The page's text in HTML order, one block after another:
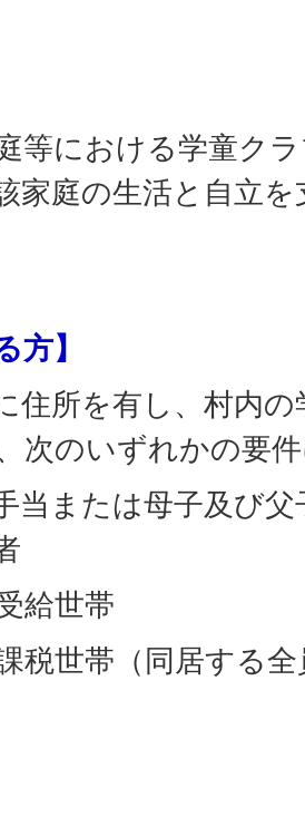
等における学童ク
家庭の生活と自立
方】
住所を有し、村内
次のいずれかの要
当または母子及び
給世帯
税世帯（同居する